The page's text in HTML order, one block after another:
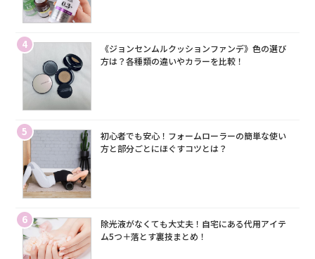
4
《ジョンセンムルクッションファンデ》色の選び
方は？各種類の違いやカラーを比較！
5
初心者でも安心！フォームローラーの簡単な使い
方と部分ごとにほぐすコツとは？
6
除光液がなくても大丈夫！自宅にある代用アイテ
ム5つ＋落とす裏技まとめ！